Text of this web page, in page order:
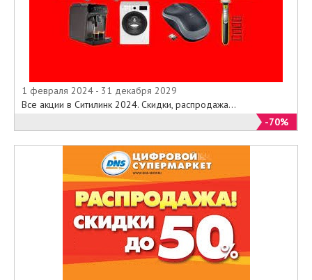
1 февраля 2024 - 31 декабря 2029
Все акции в Ситилинк 2024. Скидки, распродажа...
-70%